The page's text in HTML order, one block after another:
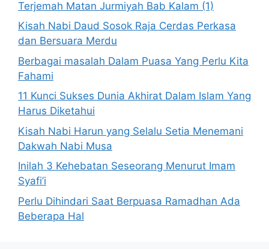
Terjemah Matan Jurmiyah Bab Kalam (1)
Kisah Nabi Daud Sosok Raja Cerdas Perkasa
dan Bersuara Merdu
Berbagai masalah Dalam Puasa Yang Perlu Kita
Fahami
11 Kunci Sukses Dunia Akhirat Dalam Islam Yang
Harus Diketahui
Kisah Nabi Harun yang Selalu Setia Menemani
Dakwah Nabi Musa
Inilah 3 Kehebatan Seseorang Menurut Imam
Syafi’i
Perlu Dihindari Saat Berpuasa Ramadhan Ada
Beberapa Hal